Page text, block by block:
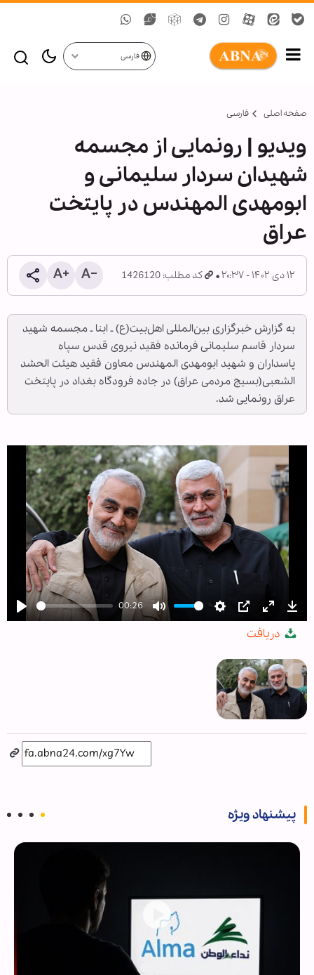
فارسی
صفحه اصلی فارسی
ویدیو | رونمایی از مجسمه
شهیدان سردار سلیمانی و
ابومهدی المهندس در پایتخت
عراق
۱۲ دی ۱۴۰۲ - ۲۰:۳۷ کد مطلب: 1426120
به گزارش خبرگزاری بین‌المللی اهل‌بیت(ع) ـ ابنا ـ مجسمه شهید
سردار قاسم سلیمانی فرمانده فقید نیروی قدس سپاه
پاسداران و شهید ابومهدی المهندس معاون فقید هیئت الحشد
الشعبی(بسیج مردمی عراق) در جاده فرودگاه بغداد در پایتخت
عراق رونمایی شد.
Play
00:26
Mute Settings
PIP Enter
دریافت
پیشنهاد ویژه